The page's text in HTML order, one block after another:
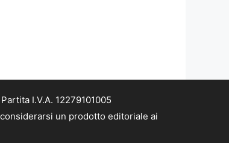
I.V.A. 12279101005
un prodotto editoriale ai